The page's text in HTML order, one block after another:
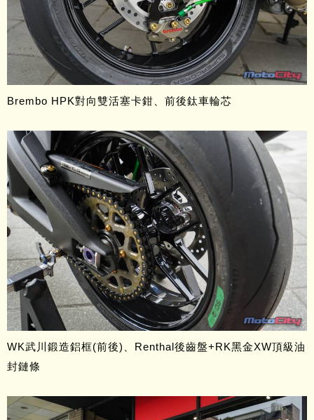
Brembo HPK對向雙活塞卡鉗、前後鈦車輪芯
WK武川鍛造鋁框(前後)、Renthal後齒盤+RK黑金XW頂級油
封鏈條